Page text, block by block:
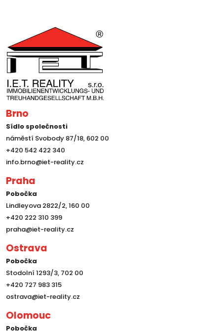
Brno
Sídlo společnosti
náměstí Svobody 87/18, 602 00
+420 542 422 340
info.brno@iet-reality.cz
Praha
Pobočka
Lindleyova 2822/2, 160 00
+420 222 310 399
praha@iet-reality.cz
Ostrava
Pobočka
Stodolní 1293/3, 702 00
+420 727 983 315
ostrava@iet-reality.cz
Olomouc
Pobočka